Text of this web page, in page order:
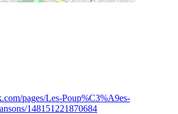
pages/Les-Poup%C3%A9es-
148151221870684